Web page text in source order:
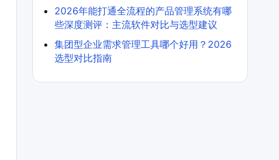
2026年能打通全流程的产品管理系统有哪
些深度测评：主流软件对比与选型建议
集团型企业需求管理工具哪个好用？2026
选型对比指南